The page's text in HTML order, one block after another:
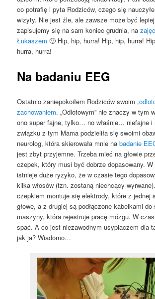
co potrafię i pyta Rodziców, czego się
wizyty. Nie jest źle, ale zawsze może być
zapisujemy się na sam koniec grudnia, na
Łukaszem 🙂 Hip, hip, hurra! Hip, hip, hurra!
hurra, hurra!
Na badaniu EEG
Ostatnio zaniepokoiłem Rodziców swoim
zachowaniem. „Odlotowym” nie znaczy w tym
ono super fajne, tylko… no właśnie… niefajne i
związku z tym Mama podzieliła się swoimi
neurolog, która skierowała mnie nabadanie
jest zbyt przyjemne. Trzeba mieć na głowie
czepek, który musi być dobrze dopasowany.
istnieje duże ryzyko, że w czasie tego
kilka włosów (tzn. zostaną niechcący
czepkiem montuje się elektrody, które z jednej
głowę, a z drugiej są podłączone kabelkami do
maszyny, która rejestruje pracę mózgu. W
spać. A co jest niezawodnym usypiaczem dla
jak ja? Wiadomo…